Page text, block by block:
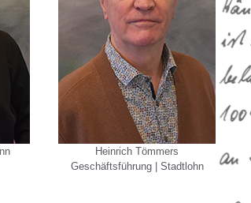
Heinrich Tömmers
Geschäftsführung | Stadtlohn